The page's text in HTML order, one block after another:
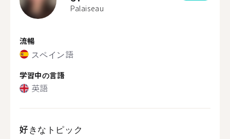
Palaiseau
流暢
スペイン語
学習中の言語
英語
好きなトピック